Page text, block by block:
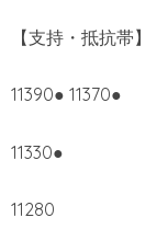
【支持・抵抗帯】
11390● 11370●
11330●
11280